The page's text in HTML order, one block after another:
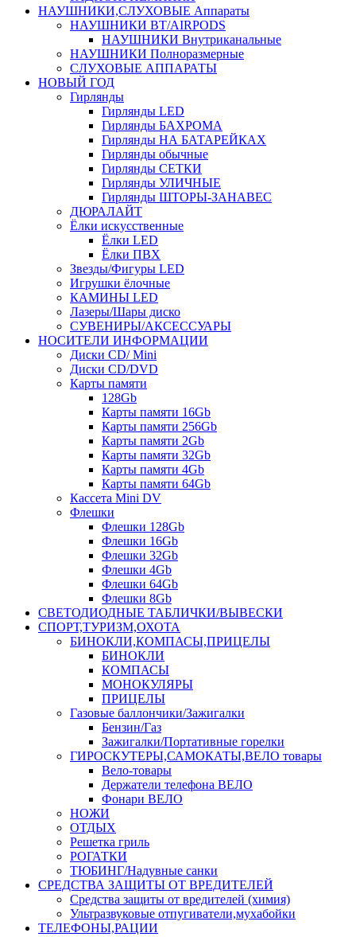
НАУШНИКИ,СЛУХОВЫЕ Аппараты
НАУШНИКИ BT/AIRPODS
НАУШНИКИ Внутриканальные
НАУШНИКИ Полноразмерные
СЛУХОВЫЕ АППАРАТЫ
НОВЫЙ ГОД
Гирлянды
Гирлянды LED
Гирлянды БАХРОМА
Гирлянды НА БАТАРЕЙКАХ
Гирлянды обычные
Гирлянды СЕТКИ
Гирлянды УЛИЧНЫЕ
Гирлянды ШТОРЫ-ЗАНАВЕС
ДЮРАЛАЙТ
Ёлки искусственные
Ёлки LED
Ёлки ПВХ
Звезды/Фигуры LED
Игрушки ёлочные
КАМИНЫ LED
Лазеры/Шары диско
СУВЕНИРЫ/АКСЕССУАРЫ
НОСИТЕЛИ ИНФОРМАЦИИ
Диски CD/ Mini
Диски CD/DVD
Карты памяти
128Gb
Карты памяти 16Gb
Карты памяти 256Gb
Карты памяти 2Gb
Карты памяти 32Gb
Карты памяти 4Gb
Карты памяти 64Gb
Кассета Mini DV
Флешки
Флешки 128Gb
Флешки 16Gb
Флешки 32Gb
Флешки 4Gb
Флешки 64Gb
Флешки 8Gb
СВЕТОДИОДНЫЕ ТАБЛИЧКИ/ВЫВЕСКИ
СПОРТ,ТУРИЗМ,ОХОТА
БИНОКЛИ,КОМПАСЫ,ПРИЦЕЛЫ
БИНОКЛИ
КОМПАСЫ
МОНОКУЛЯРЫ
ПРИЦЕЛЫ
Газовые баллончики/Зажигалки
Бензин/Газ
Зажигалки/Портативные горелки
ГИРОСКУТЕРЫ,САМОКАТЫ,ВЕЛО товары
Вело-товары
Держатели телефона ВЕЛО
Фонари ВЕЛО
НОЖИ
ОТДЫХ
Решетка гриль
РОГАТКИ
ТЮБИНГ/Надувные санки
СРЕДСТВА ЗАЩИТЫ ОТ ВРЕДИТЕЛЕЙ
Средства защиты от вредителей (химия)
Ультразвуковые отпугиватели,мухабойки
ТЕЛЕФОНЫ,РАЦИИ